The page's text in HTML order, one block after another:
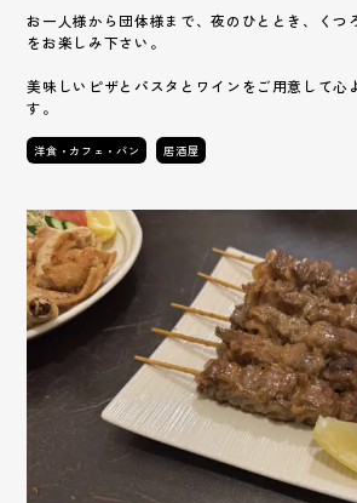
お一人様から団体様まで、夜のひととき、くつ
をお楽しみ下さい。
美味しいピザとパスタとワインをご用意して心
す。
洋食・カフェ・パン 居酒屋